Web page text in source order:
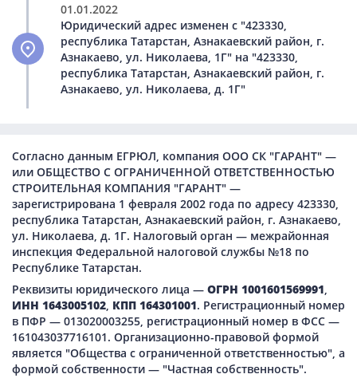
01.01.2022
Юридический адрес изменен с "423330,
республика Татарстан, Азнакаевский район, г.
Азнакаево, ул. Николаева, 1Г" на "423330,
республика Татарстан, Азнакаевский район, г.
Азнакаево, ул. Николаева, д. 1Г"
Согласно данным ЕГРЮЛ, компания ООО СК "ГАРАНТ" —
или ОБЩЕСТВО С ОГРАНИЧЕННОЙ ОТВЕТСТВЕННОСТЬЮ
СТРОИТЕЛЬНАЯ КОМПАНИЯ "ГАРАНТ" —
зарегистрирована 1 февраля 2002 года по адресу 423330,
республика Татарстан, Азнакаевский район, г. Азнакаево,
ул. Николаева, д. 1Г. Налоговый орган — межрайонная
инспекция Федеральной налоговой службы №18 по
Республике Татарстан.
Реквизиты юридического лица — ОГРН 1001601569991,
ИНН 1643005102, КПП 164301001. Регистрационный номер
в ПФР — 013020003255, регистрационный номер в ФСС —
161043037716101. Организационно-правовой формой
является "Общества с ограниченной ответственностью", а
формой собственности — "Частная собственность".